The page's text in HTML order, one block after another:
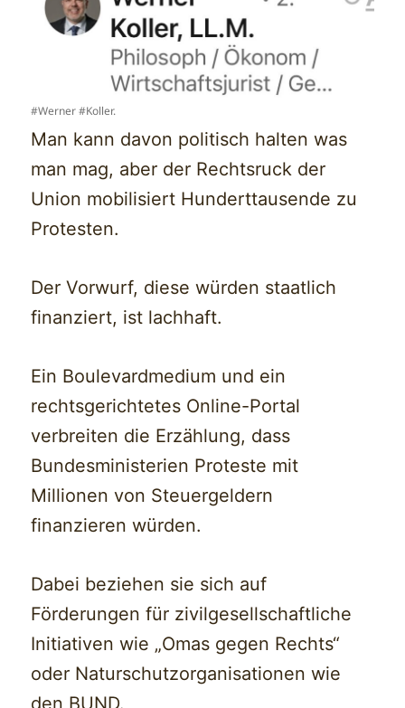
#Werner #Koller.
Man kann davon politisch halten was
man mag, aber der Rechtsruck der
Union mobilisiert Hunderttausende zu
Protesten.
Der Vorwurf, diese würden staatlich
finanziert, ist lachhaft.
Ein Boulevardmedium und ein
rechtsgerichtetes Online-Portal
verbreiten die Erzählung, dass
Bundesministerien Proteste mit
Millionen von Steuergeldern
finanzieren würden.
Dabei beziehen sie sich auf
Förderungen für zivilgesellschaftliche
Initiativen wie „Omas gegen Rechts“
oder Naturschutzorganisationen wie
den BUND.